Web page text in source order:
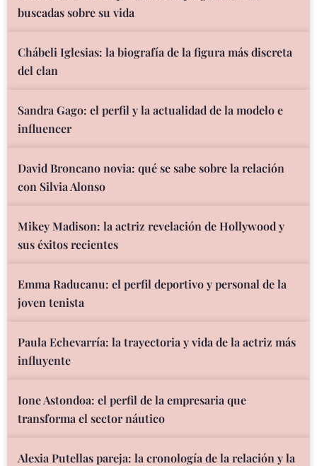
buscadas sobre su vida
Chábeli Iglesias: la biografía de la figura más discreta
del clan
Sandra Gago: el perfil y la actualidad de la modelo e
influencer
David Broncano novia: qué se sabe sobre la relación
con Silvia Alonso
Mikey Madison: la actriz revelación de Hollywood y
sus éxitos recientes
Emma Raducanu: el perfil deportivo y personal de la
joven tenista
Paula Echevarría: la trayectoria y vida de la actriz más
influyente
Ione Astondoa: el perfil de la empresaria que
transforma el sector náutico
Alexia Putellas pareja: la cronología de la relación y la